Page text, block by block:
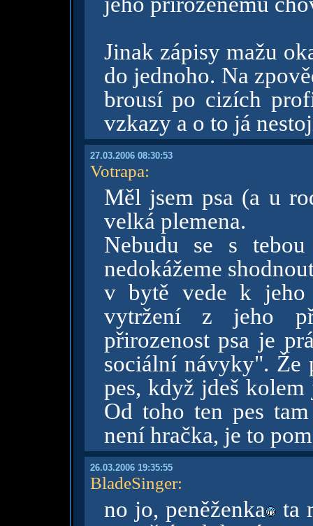
Jinak zápisy mažu
do jednoho. Na
brousí po cizích
vzkazy a o to já
27.03.2006 08:30:53
Votrapa:
Měl jsem psa (a u
velká plemena.
Nebudu se s
nedokážeme
v bytě vede k jeho
vytržení z jeho
přirozenost psa je
sociální návyky". Že
pes, když jdeš
Od toho ten pes
není hračka, je to
26.03.2006 19:35:55
BladeSinger:
no jo, peněženka ta